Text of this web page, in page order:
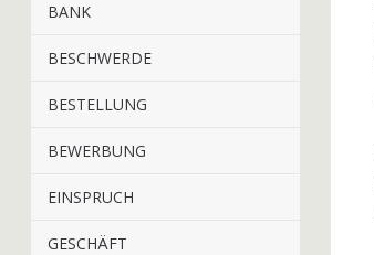
BANK
BESCHWERDE
BESTELLUNG
BEWERBUNG
EINSPRUCH
GESCHÄFT